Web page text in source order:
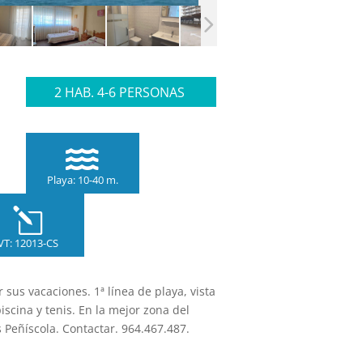
2 HAB. 4-6 PERSONAS

Playa: 10-40 m.
l
12013-CS
vacaciones. 1ª línea de playa, vista
y tenis. En la mejor zona del
Contactar. 964.467.487.